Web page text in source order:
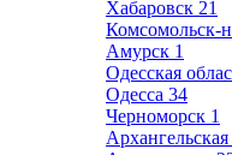
Хабаровск 21
Комсомольск-
Амурск 1
Одесская
Одесса 34
Черноморск 1
Архангельская